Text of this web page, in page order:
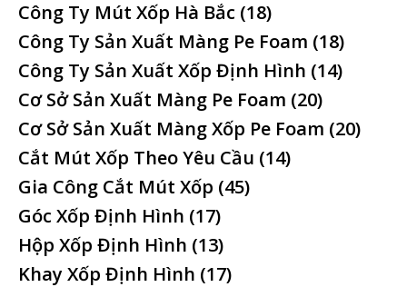
Công Ty Mút Xốp Hà Bắc (18)
Công Ty Sản Xuất Màng Pe Foam (18)
Công Ty Sản Xuất Xốp Định Hình (14)
Cơ Sở Sản Xuất Màng Pe Foam (20)
Cơ Sở Sản Xuất Màng Xốp Pe Foam (20)
Cắt Mút Xốp Theo Yêu Cầu (14)
Gia Công Cắt Mút Xốp (45)
Góc Xốp Định Hình (17)
Hộp Xốp Định Hình (13)
Khay Xốp Định Hình (17)